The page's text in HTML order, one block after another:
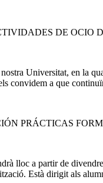
DE OCIO
Universitat, en la
convidem a que
PRÁCTICAS
lloc a partir de
Està dirigit als